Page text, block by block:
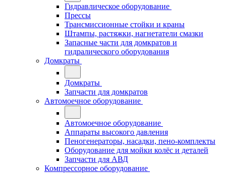
Гидравлическое оборудование
Прессы
Трансмиссионные стойки и краны
Штампы, растяжки, нагнетатели смазки
Запасные части для домкратов и
гидралического оборудования
Домкраты
Домкраты
Запчасти для домкратов
Автомоечное оборудование
Автомоечное оборудование
Аппараты высокого давления
Пеногенераторы, насадки, пено-комплекты
Оборудование для мойки колёс и деталей
Запчасти для АВД
Компрессорное оборудование